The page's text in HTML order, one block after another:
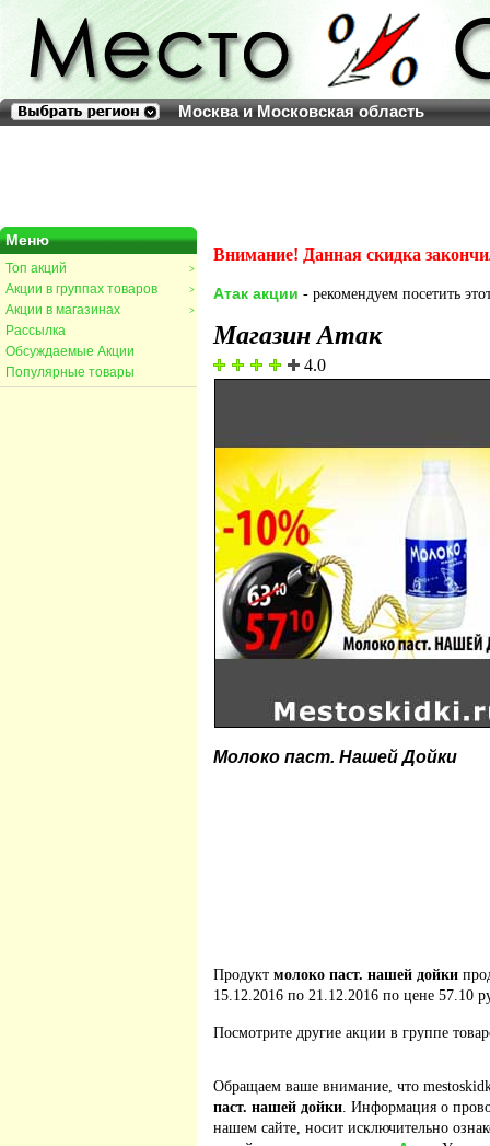
Москва и Московская область
Меню
>
Топ акций
>
Акции в группах товаров
>
Акции в магазинах
Рассылка
Обсуждаемые Акции
Популярные товары
Внимание! Данная скидка
Атак акции - рекомендуем посетить
Магазин Атак
4.0
Молоко паст. Нашей Дойки
Продукт молоко паст. нашей дойки
15.12.2016 по 21.12.2016 по цене 57.10
Посмотрите другие акции в группе
Обращаем ваше внимание, что
паст. нашей дойки. Информация о
нашем сайте, носит исключительно